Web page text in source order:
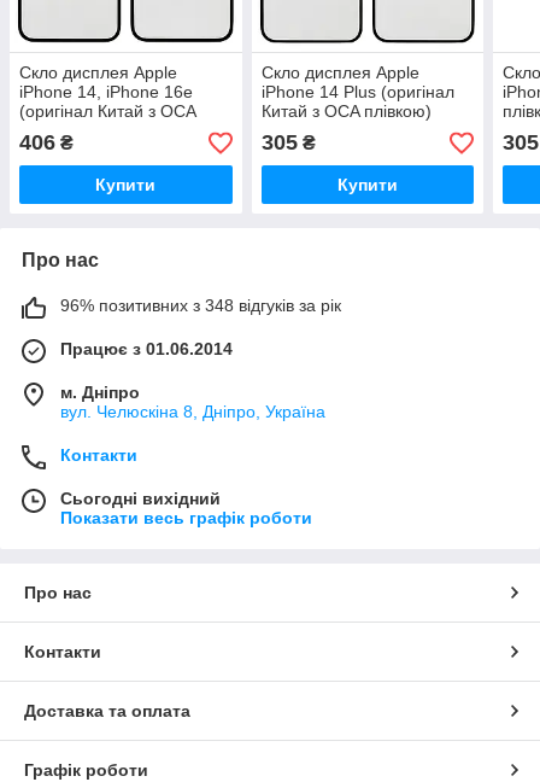
Скло дисплея Apple
iPhone 14, iPhone 16e
(оригінал Китай з OCA
плівкою)
406 ₴
Купити
Скло дисплея Apple
iPhone 14 Plus (оригінал
Китай з OCA плівкою)
305₴
Купити
305
Про нас
96% позитивних з 348 відгуків за рік
Працює з 01.06.2014
м. Дніпро
вул. Челюскіна 8, Дніпро, Україна
Контакти
Сьогодні вихідний
Показати весь графік роботи
Про нас
Контакти
Доставка та оплата
Графік роботи